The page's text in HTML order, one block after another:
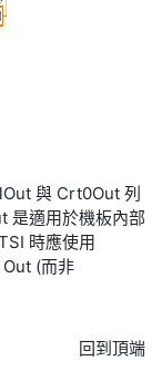
與 Crt0Out 列
是適用於機板內部
時應使用
(而非
回到頂端